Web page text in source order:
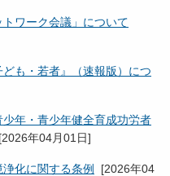
トワーク会議」について
も・若者』（速報版）につ
年・青少年健全育成功労者
2026年04月01日]
化に関する条例 [2026年04